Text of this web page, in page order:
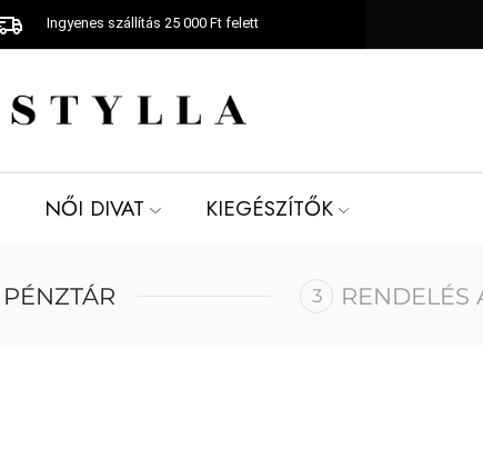
Ingyenes szállítás 25 000 Ft felett
NŐI DIVAT KIEGÉSZÍTŐK
PÉNZTÁR RENDELÉS